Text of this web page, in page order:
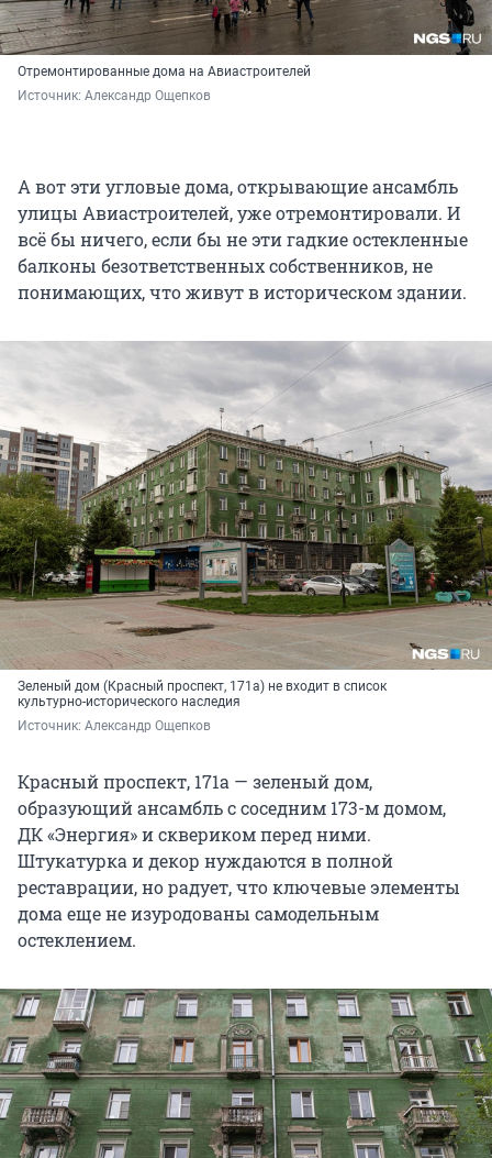
Отремонтированные дома на Авиастроителей
Источник: Александр Ощепков
А вот эти угловые дома, открывающие ансамбль
улицы Авиастроителей, уже отремонтировали. И
всё бы ничего, если бы не эти гадкие остекленные
балконы безответственных собственников, не
понимающих, что живут в историческом здании.
Зеленый дом (Красный проспект, 171а) не входит в список
культурно-исторического наследия
Источник: Александр Ощепков
Красный проспект, 171а — зеленый дом,
образующий ансамбль с соседним 173-м домом,
ДК «Энергия» и сквериком перед ними.
Штукатурка и декор нуждаются в полной
реставрации, но радует, что ключевые элементы
дома еще не изуродованы самодельным
остеклением.